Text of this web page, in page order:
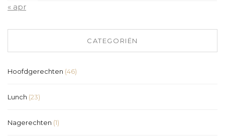
« apr
CATEGORIËN
Hoofdgerechten (46)
Lunch (23)
Nagerechten (1)